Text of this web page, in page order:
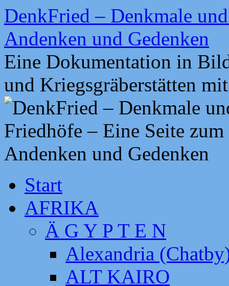
Zum
Inhalt
springen
DenkFried – Denkmale
Andenken und Gedenken
Eine Dokumentation in
und Kriegsgräberstätten
Start
AFRIKA
Ä G Y P T E N
Alexandria
ALT KAIRO